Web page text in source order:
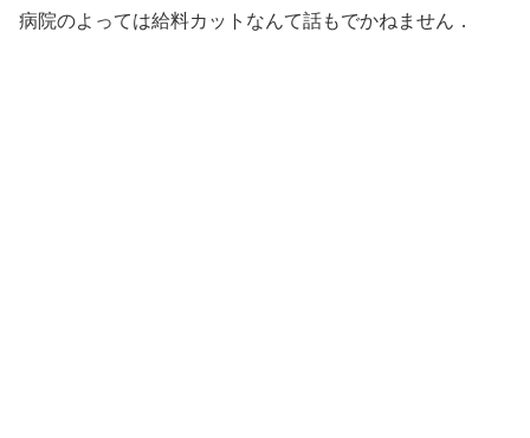
病院のよっては給料カットなんて話もでかねません．